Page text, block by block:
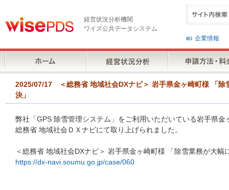
経営状況分析機関
ワイズ公共データシステム
企業情報
2025/07/17 ＜総務省 地域社会DXナビ＞ 岩手県金ヶ崎町様 「除
決」
弊社「GPS 除雪管理システム」をご利用いただいている岩手県金
総務省 地域社会ＤＸナビにて取り上げられました。
＜総務省 地域社会DXナビ＞ 岩手県金ヶ崎町様 「除雪業務が大
https://dx-navi.soumu.go.jp/case/060